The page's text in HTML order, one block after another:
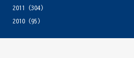
2011
(304)
2010(95)